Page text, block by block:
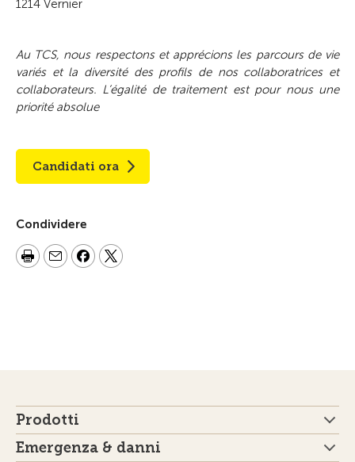
1214 Vernier
Au TCS, nous respectons et apprécions les parcours de vie
variés et la diversité des profils de nos collaboratrices et
collaborateurs. L’égalité de traitement est pour nous une
priorité absolue
Candidati ora
Condividere
Prodotti
Emergenza & danni